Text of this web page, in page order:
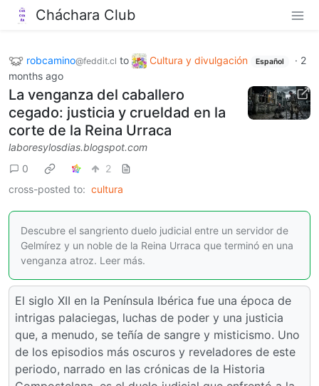
Cháchara Club
robcamino@feddit.cl to Cultura y divulgación Español · 2
months ago
La venganza del caballero
cegado: justicia y crueldad en la
corte de la Reina Urraca
laboresylosdias.blogspot.com
0
2
cross-posted to: cultura
Descubre el sangriento duelo judicial entre un servidor de
Gelmírez y un noble de la Reina Urraca que terminó en una
venganza atroz. Leer más.
El siglo XII en la Península Ibérica fue una época de
intrigas palaciegas, luchas de poder y una justicia
que, a menudo, se teñía de sangre y misticismo. Uno
de los episodios más oscuros y reveladores de este
periodo, narrado en las crónicas de la Historia